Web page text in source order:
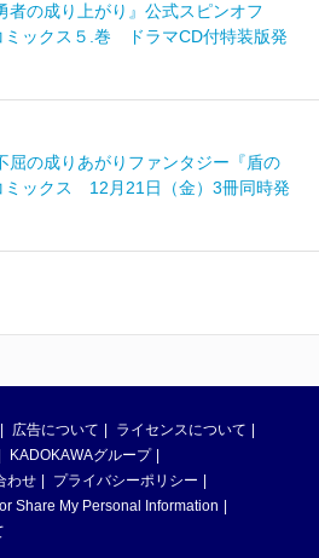
者の成り上がり』公式スピンオフ
ミックス５.巻 ドラマCD付特装版発
の成りあがりファンタジー『盾の
ミックス 12月21日（金）3冊同時発
広告について
ライセンスについて
KADOKAWAグループ
わせ
プライバシーポリシー
Share My Personal Information